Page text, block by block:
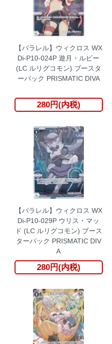
【パラレル】ウィクロス WX
Di-P10-024P 遊月・ルビー
(LC ルリグコモン) ブースタ
ーパック PRISMATIC DIVA
280円(内税)
【パラレル】ウィクロス WX
Di-P10-029P ウリス・マッ
ド (LC ルリグコモン) ブース
ターパック PRISMATIC DIV
A
280円(内税)